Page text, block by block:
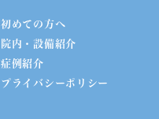
初めての方へ
院内・設備紹介
症例紹介
プライバシーポリシー